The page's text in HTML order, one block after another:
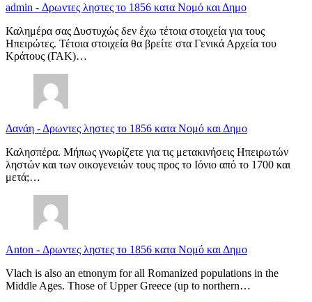
admin - Δρωντες ληστες το 1856 κατα Νομό και Δημο
Καλημέρα σας Δυστυχώς δεν έχω τέτοια στοιχεία για τους
Ηπειρώτες. Τέτοια στοιχεία θα βρείτε στα Γενικά Αρχεία του
Κράτους (ΓΑΚ)…
Δανάη - Δρωντες ληστες το 1856 κατα Νομό και Δημο
Καλησπέρα. Μήπως γνωρίζετε για τις μετακινήσεις Ηπειρωτών
ληστών και των οικογενειών τους προς το Ιόνιο από το 1700 και
μετά;…
Anton - Δρωντες ληστες το 1856 κατα Νομό και Δημο
Vlach is also an etnonym for all Romanized populations in the
Middle Ages. Those of Upper Greece (up to northern…